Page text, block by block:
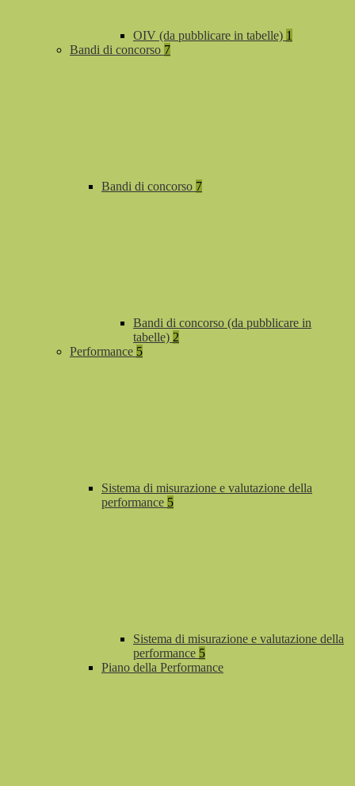
OIV (da pubblicare in tabelle) 1
Bandi di concorso 7
Bandi di concorso 7
Bandi di concorso (da pubblicare in
tabelle) 2
Performance 5
Sistema di misurazione e valutazione della
performance 5
Sistema di misurazione e valutazione della
performance 5
Piano della Performance